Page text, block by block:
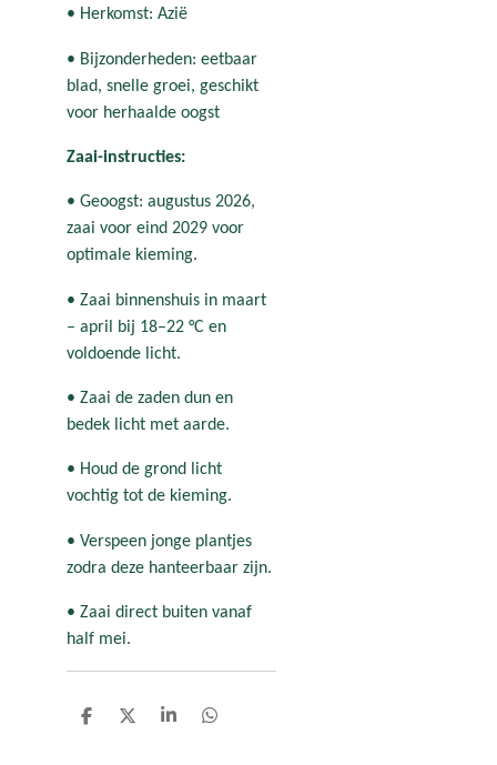
• Herkomst: Azië
• Bijzonderheden: eetbaar
blad, snelle groei, geschikt
voor herhaalde oogst
Zaai-instructies:
• Geoogst: augustus 2026,
zaai voor eind 2029 voor
optimale kieming.
• Zaai binnenshuis in maart
– april bij 18–22 °C en
voldoende licht.
• Zaai de zaden dun en
bedek licht met aarde.
• Houd de grond licht
vochtig tot de kieming.
• Verspeen jonge plantjes
zodra deze hanteerbaar zijn.
• Zaai direct buiten vanaf
half mei.
D
D
S
D